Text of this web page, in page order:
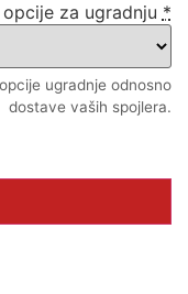
za ugradnju *
ugradnje odnosno
dostave vaših spojlera.